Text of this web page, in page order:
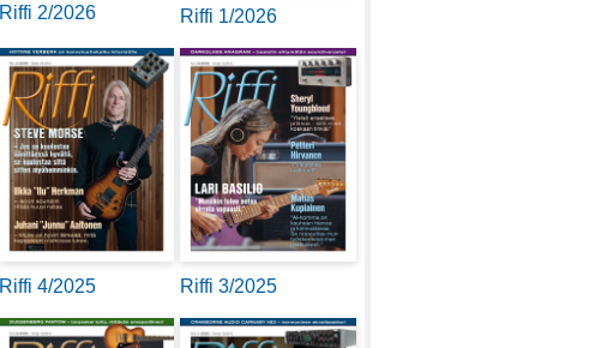
Riffi 2/2026 Riffi 1/2026
Riffi 4/2025 Riffi 3/2025